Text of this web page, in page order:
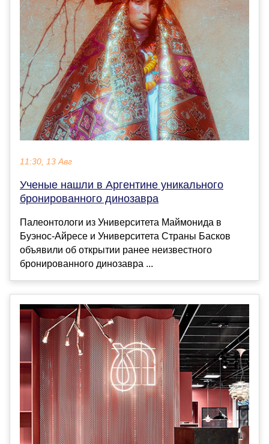
11:30, 13 Авг
Ученые нашли в Аргентине уникального
бронированного динозавра
Палеонтологи из Университета Маймонида в
Буэнос-Айресе и Университета Страны Басков
объявили об открытии ранее неизвестного
бронированного динозавра ...